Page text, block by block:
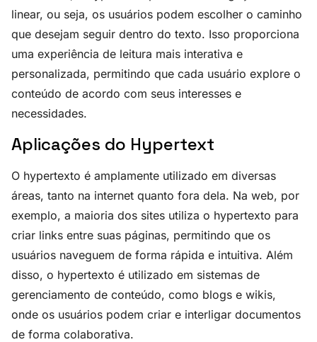
linear, ou seja, os usuários podem escolher o caminho
que desejam seguir dentro do texto. Isso proporciona
uma experiência de leitura mais interativa e
personalizada, permitindo que cada usuário explore o
conteúdo de acordo com seus interesses e
necessidades.
Aplicações do Hypertext
O hypertexto é amplamente utilizado em diversas
áreas, tanto na internet quanto fora dela. Na web, por
exemplo, a maioria dos sites utiliza o hypertexto para
criar links entre suas páginas, permitindo que os
usuários naveguem de forma rápida e intuitiva. Além
disso, o hypertexto é utilizado em sistemas de
gerenciamento de conteúdo, como blogs e wikis,
onde os usuários podem criar e interligar documentos
de forma colaborativa.